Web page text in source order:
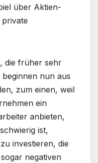
über Aktien-
die früher sehr
nun aus
zum einen, weil
ein
anbieten,
ist,
investieren, die
negativen